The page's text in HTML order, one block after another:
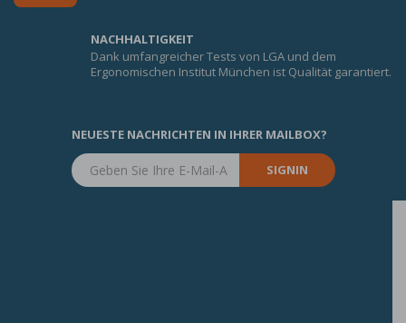
NACHHALTIGKEIT
Dank umfangreicher Tests von LGA und dem
Ergonomischen Institut München ist Qualität garantiert.
NEUESTE NACHRICHTEN IN IHRER MAILBOX?
SIGNIN